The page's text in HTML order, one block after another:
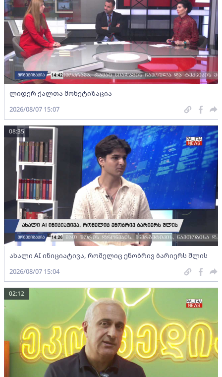
ლიდერ ქალთა მონეტიზაცია
2026/08/07 15:07
ახალი AI ინიციატივა, რომელიც ენობრივ ბარიერს შლის
08:35
2026/08/07 15:04
02:12